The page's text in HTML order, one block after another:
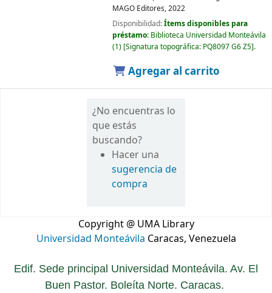
MAGO Editores,2022
Disponibilidad:Ítems disponibles para
préstamo: Biblioteca Universidad Monteávila
(1) Signatura topográfica: PQ8097 G6 Z5 .
Agregar al carrito
¿No encuentras lo
que estás
buscando?
Hacer una
sugerencia de
compra
Copyright @ UMA Library
Universidad Monteávila Caracas, Venezuela
Edif. Sede principal Universidad Monteávila. Av. El
Buen Pastor. Boleíta Norte. Caracas.